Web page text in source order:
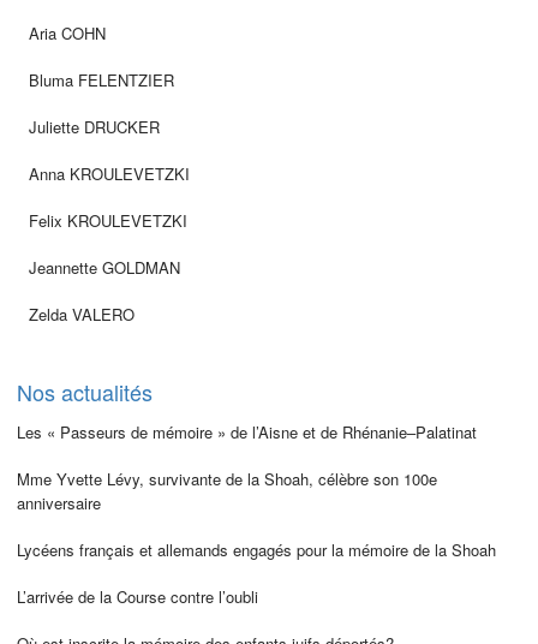
Aria COHN
Bluma FELENTZIER
Juliette DRUCKER
Anna KROULEVETZKI
Felix KROULEVETZKI
Jeannette GOLDMAN
Zelda VALERO
Nos actualités
Les « Passeurs de mémoire » de l’Aisne et de Rhénanie–Palatinat
Mme Yvette Lévy, survivante de la Shoah, célèbre son 100e
anniversaire
Lycéens français et allemands engagés pour la mémoire de la Shoah
L’arrivée de la Course contre l’oubli